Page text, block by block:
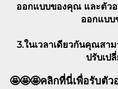
ออกแบบของคุณ และตัว
ออกแบบ
3.ในเวลาเดียวกันคุณสา
ปรับเป
🤩🤩🤩คลิกที่นี่เพื่อรับตัว